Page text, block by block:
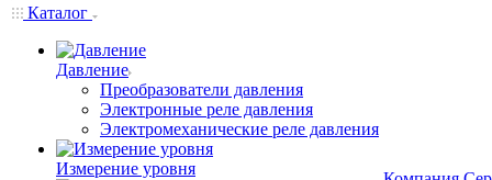
Каталог
Давление
Преобразователи давления
Электронные реле давления
Электромеханические реле давления
Измерение уровня